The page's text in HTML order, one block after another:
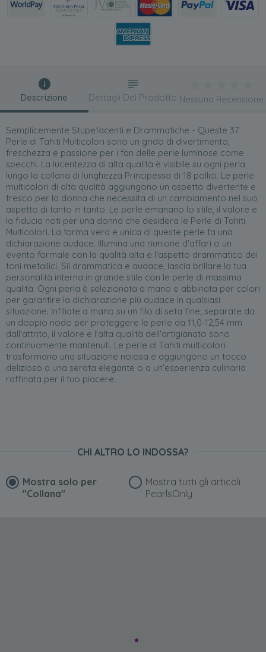
Descrizione
Semplicemente Stupefacenti e Drammatiche - Queste 37
Perle di Tahiti Multicolori sono un grido di divertimento,
freschezza e passione per i fan delle perle luminose come
specchi. La lucentezza di alta qualità è visibile su ogni perla
lungo la collana di lunghezza Principessa di 18 pollici. Le perle
multicolori di alta qualità aggiungono un aspetto divertente e
fresco per la donna che necessita di un cambiamento nel suo
aspetto di tanto in tanto. Le perle emanano lo stile, il valore e
la fiducia noti per una donna che desidera le Perle di Tahiti
Multicolori. La forma vera e unica di queste perle fa una
dichiarazione audace. Illumina una riunione d'affari o un
evento formale con la qualità alta e l'aspetto drammatico dei
toni metallici. Sii drammatica e audace, lascia brillare la tua
personalità interna in grande stile con le perle di massima
qualità. Ogni perla è selezionata a mano e abbinata per colori
per garantire la dichiarazione più audace in qualsiasi
situazione. Infiliate a mano su un filo di seta fine; separate da
un doppio nodo per proteggere le perle da 11,0-12,54 mm
dall'attrito, il valore e l'alta qualità dell'artigianato sono
continuamente mantenuti. Le perle di Tahiti multicolori
trasformano una situazione noiosa e aggiungono un tocco
delizioso a una serata elegante o a un'esperienza culinaria
raffinata per il tuo piacere.
Dettagli Del Prodotto Nessuna Recensione
CHI ALTRO LO INDOSSA?
Mostra solo per
"Collana"
Mostra tutti gli articoli
PearlsOnly